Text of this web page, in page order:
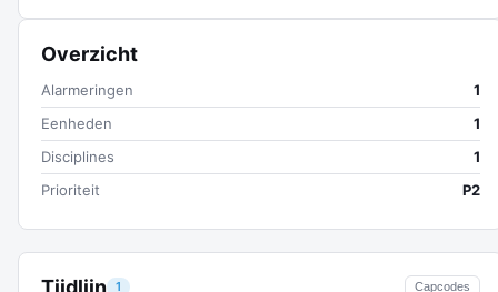
Tijdlijn 1 Capcodes
Overzicht
Alarmeringen
1
Eenheden
1
Disciplines
1
Prioriteit
P2